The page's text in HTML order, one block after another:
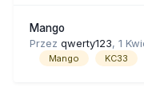
Mango
Przez qwerty123, 1
Mango KC33